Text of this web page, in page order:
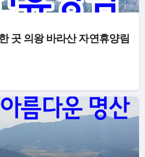
곳 의왕 바라산 자연휴양림